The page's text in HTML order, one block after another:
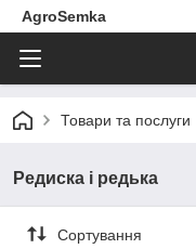
AgroSemka
Товари та послуги
Редиска і редька
Сортування